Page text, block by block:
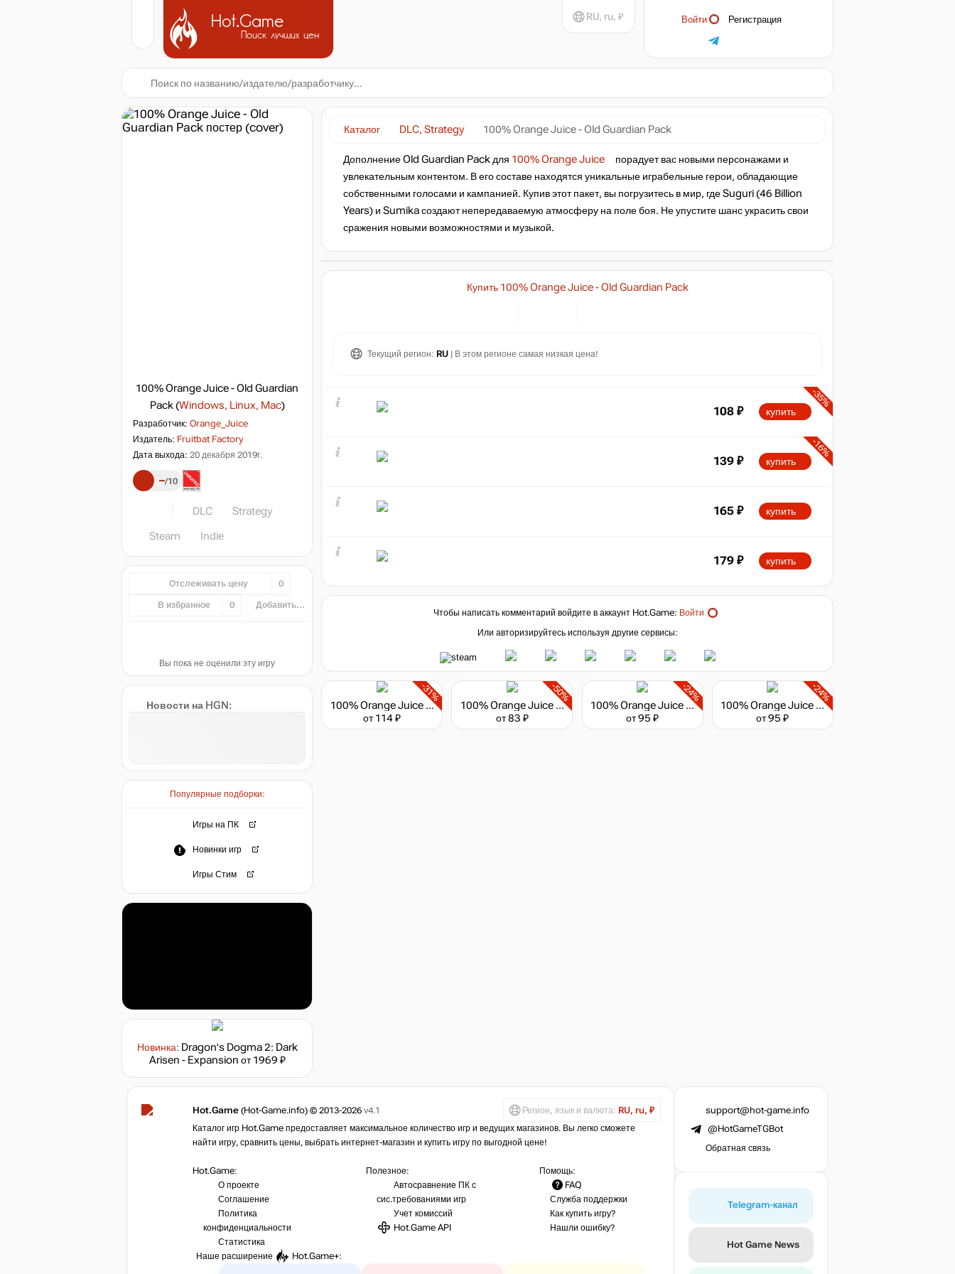
Hot.Game
Поиск лучших цен
Войти Регистрация
RU, ru, ₽
100% Orange Juice - Old Guardian
Pack (Windows, Linux, Mac)
Разработчик: Orange_Juice
Издатель: Fruitbat Factory
Дата выхода: 20 декабря 2019г.
– 10
DLC Strategy
Steam Indie
Отслеживать цену 0
В избранное 0 Добавить...
Вы пока не оценили эту игру
Новости на HGN:
Популярные подборки:
Игры на ПК
Новинки игр
Игры Стим
Новинка: Dragon's Dogma 2: Dark
Arisen - Expansion от 1969 ₽
Каталог DLC, Strategy 100% Orange Juice - Old Guardian Pack
Дополнение Old Guardian Pack для 100% Orange Juice
порадует вас новыми персонажами и
увлекательным контентом. В его составе находятся уникальные играбельные герои, обладающие
собственными голосами и кампанией. Купив этот пакет, вы погрузитесь в мир, где Suguri (46 Billion
Years) и Sumika создают непередаваемую атмосферу на поле боя. Не упустите шанс украсить свои
сражения новыми возможностями и музыкой.
Купить 100% Orange Juice - Old Guardian Pack
Текущий регион: RU | В этом регионе самая низкая цена!
-35%
108 ₽ купить
-16%
139 ₽ купить
165 ₽ купить
179 ₽ купить
Чтобы написать комментарий войдите в аккаунт Hot.Game: Войти
Или авторизируйтесь используя другие сервисы:
-31%
100% Orange Juice - Wanderer Pack
от 114 ₽
-50%
100% Orange Juice - Toy Store Pack
от 83 ₽
-24%
100% Orange Juice - Mei & Natsumi Character Pack
от 95 ₽
-24%
100% Orange Juice - Iru & Mira Character Pack
от 95 ₽
Hot.Game (Hot-Game.info) © 2013-2026 v4.1 Регион, язык и валюта: RU, ru, ₽
Каталог игр Hot.Game предоставляет максимальное количество игр и ведущих магазинов. Вы легко сможете
найти игру, сравнить цены, выбрать интернет-магазин и купить игру по выгодной цене!
Hot.Game:
О проекте
Соглашение
Политика
конфиденциальности
Статистика
Полезное:
Автосравнение ПК с
сис.требованиями игр
Учет комиссий
Hot.Game API
Помощь:
FAQ
Служба поддержки
Как купить игру?
Нашли ошибку?
Наше расширение Hot.Game+:
support@hot-game.info
@HotGameTGBot
Обратная связь
Telegram-канал
Hot Game News